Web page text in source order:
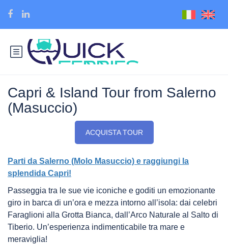
Capri & Island Tour from Salerno
(Masuccio)
ACQUISTA TOUR
Parti da Salerno (Molo Masuccio) e raggiungi la
splendida Capri!
Passeggia tra le sue vie iconiche e goditi un emozionante
giro in barca di un’ora e mezza intorno all’isola: dai celebri
Faraglioni alla Grotta Bianca, dall’Arco Naturale al Salto di
Tiberio. Un’esperienza indimenticabile tra mare e
meraviglia!